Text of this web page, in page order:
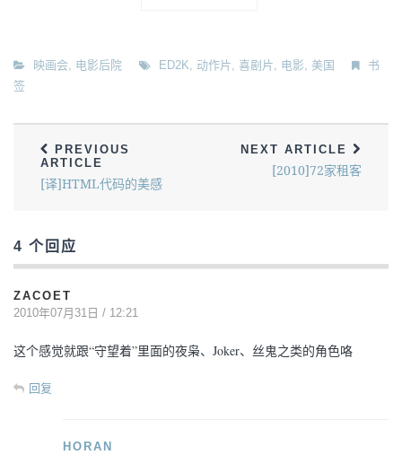
映画会 电影后院 ED2K 动作片 喜剧片 电影 美国
书
签
PREVIOUS
ARTICLE
[译]HTML代码的美感
NEXT ARTICLE
[2010]72家租客
4 个回应
ZACOET
2010年07月31日 / 12:21
这个感觉就跟“守望着”里面的夜枭、Joker、丝鬼之类的角色咯
回复
HORAN